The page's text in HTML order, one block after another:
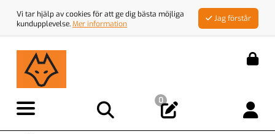
Vi tar hjälp av cookies för att ge dig bästa möjliga
kundupplevelse.Mer information
Jag förstår
0